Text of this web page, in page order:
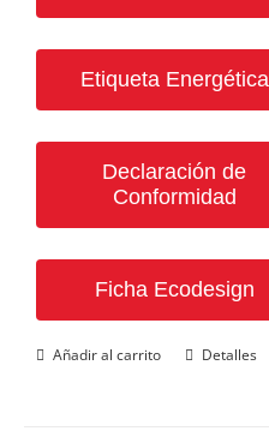
Etiqueta Energética
Declaración de
Conformidad
Ficha Ecodesign
Añadir al carrito Detalles